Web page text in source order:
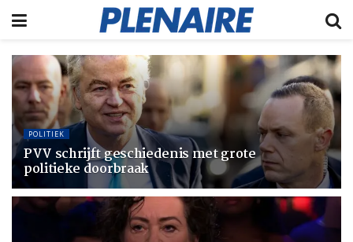
POLITIEK
PVV schrijft geschiedenis met grote
politieke doorbraak